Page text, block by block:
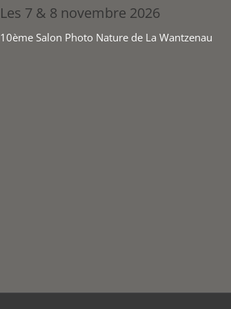
Les 7 & 8 novembre 2026
10ème Salon Photo Nature de La Wantzenau